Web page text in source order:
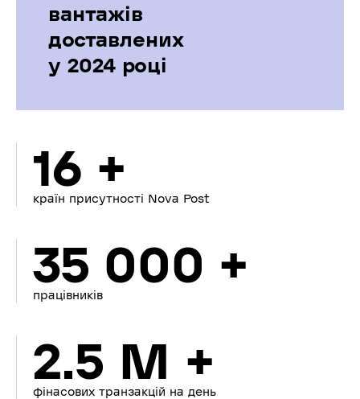
вантажів
доставлених
у 2024 році
16 +
країн присутності Nova Post
35 000 +
працівників
2.5 M +
фінасових транзакцій на день